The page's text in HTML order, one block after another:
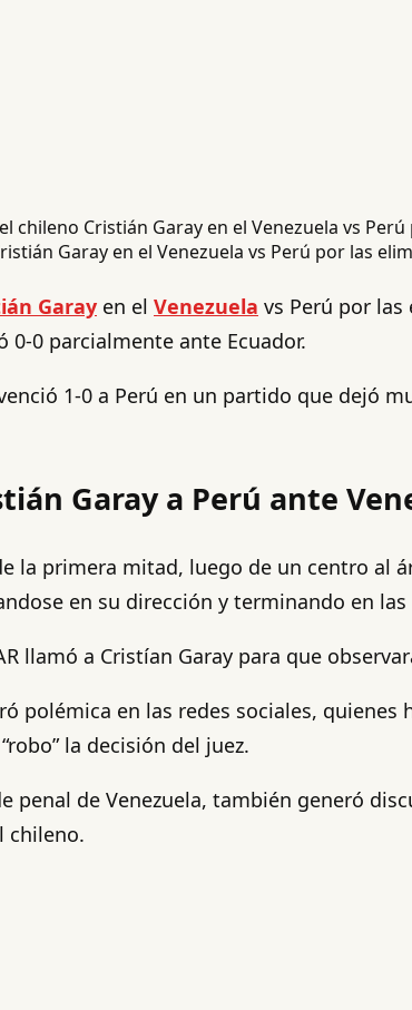
Garay en el Venezuela vs Perú por las
Garay en el Venezuela vs Perú por
0-0 parcialmente ante Ecuador.
1-0 a Perú en un partido que dejó
Garay a Perú ante
la primera mitad, luego de un centro al
en su dirección y terminando en las
llamó a Cristían Garay para que
polémica en las redes sociales,
la decisión del juez.
penal de Venezuela, también generó
chileno.